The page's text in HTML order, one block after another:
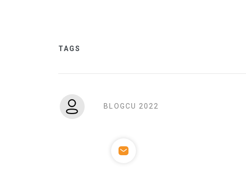
TAGS
BLOGCU 2022